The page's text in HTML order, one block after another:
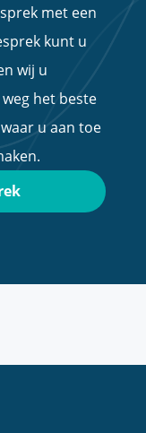
met een
kunt u
wij u
het beste
u aan toe